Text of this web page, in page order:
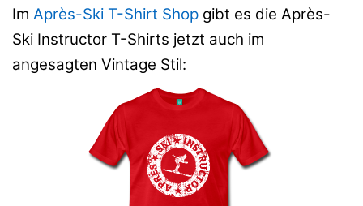
Im Après-Ski T-Shirt Shop gibt es die Après-
Ski Instructor T-Shirts jetzt auch im
angesagten Vintage Stil: